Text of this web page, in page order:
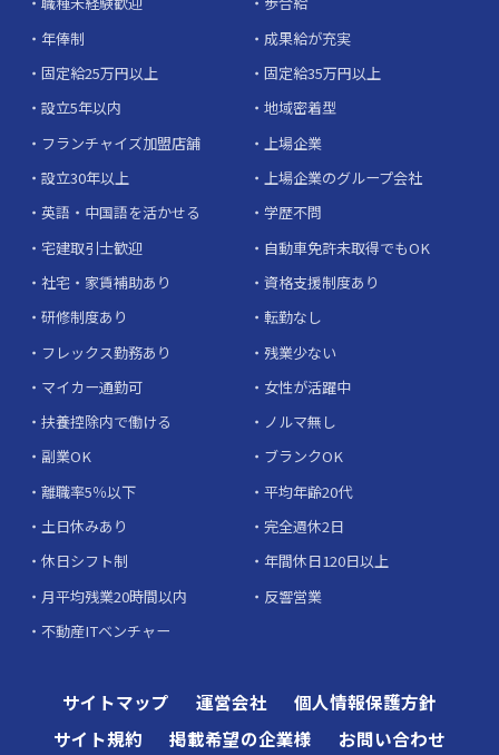
年俸制
成果給が充実
固定給25万円以上
固定給35万円以上
設立5年以内
地域密着型
フランチャイズ加盟店舗
上場企業
設立30年以上
上場企業のグループ会社
英語・中国語を活かせる
学歴不問
宅建取引士歓迎
自動車免許未取得でもOK
社宅・家賃補助あり
資格支援制度あり
研修制度あり
転勤なし
フレックス勤務あり
残業少ない
マイカー通勤可
女性が活躍中
扶養控除内で働ける
ノルマ無し
副業OK
ブランクOK
離職率5％以下
平均年齢20代
土日休みあり
完全週休2日
休日シフト制
年間休日120日以上
月平均残業20時間以内
反響営業
不動産ITベンチャー
サイトマップ 運営会社
個人情報保護方針
サイト規約
掲載希望の企業様 お問い合わせ